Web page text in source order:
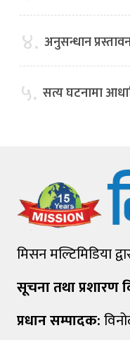
४. अनुसन्धान
५. सत्य घटनामा
मिसन मल्टिमिडिया
सूचना तथा प्रशारण
प्रधान सम्पादक: